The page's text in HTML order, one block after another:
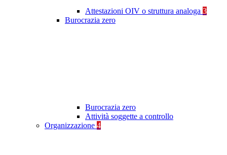
Attestazioni OIV o struttura analoga 3
Burocrazia zero
Burocrazia zero
Attività soggette a controllo
Organizzazione 4